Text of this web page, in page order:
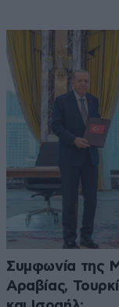
Συμφωνία της
Αραβίας,